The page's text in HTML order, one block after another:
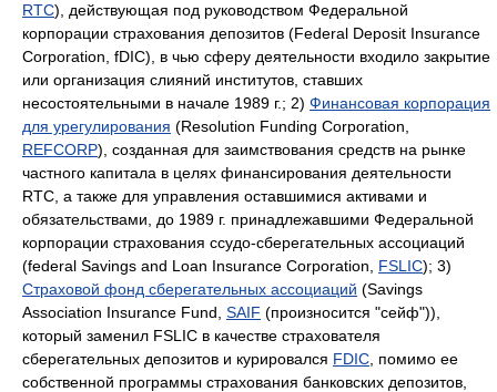
RTC), действующая под руководством Федеральной
корпорации страхования депозитов (Federal Deposit Insurance
Corporation, fDIC), в чью сферу деятельности входило закрытие
или организация слияний институтов, ставших
несостоятельными в начале 1989 г.; 2) Финансовая корпорация
для урегулирования (Resolution Funding Corporation,
REFCORP), созданная для заимствования средств на рынке
частного капитала в целях финансирования деятельности
RTC, а также для управления оставшимися активами и
обязательствами, до 1989 г. принадлежавшими Федеральной
корпорации страхования ссудо-сберегательных ассоциаций
(federal Savings and Loan Insurance Corporation, FSLIC); 3)
Страховой фонд сберегательных ассоциаций (Savings
Association Insurance Fund, SAIF (произносится "сейф")),
который заменил FSLIC в качестве страхователя
сберегательных депозитов и курировался FDIC , помимо ее
собственной программы страхования банковских депозитов,